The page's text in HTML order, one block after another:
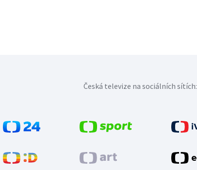
Česká televize na sociálních sítích: